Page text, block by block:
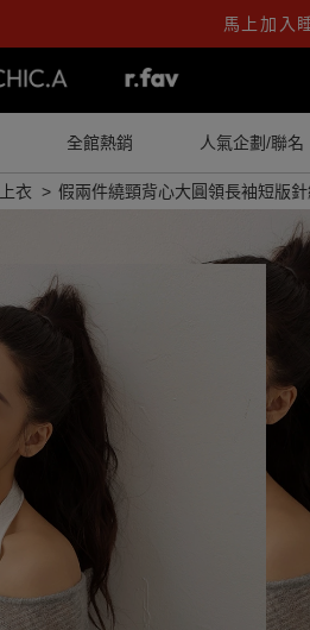
馬上加入
全館熱銷 人氣企劃/聯名
上衣 假兩件繞頸背心大圓領長袖短版